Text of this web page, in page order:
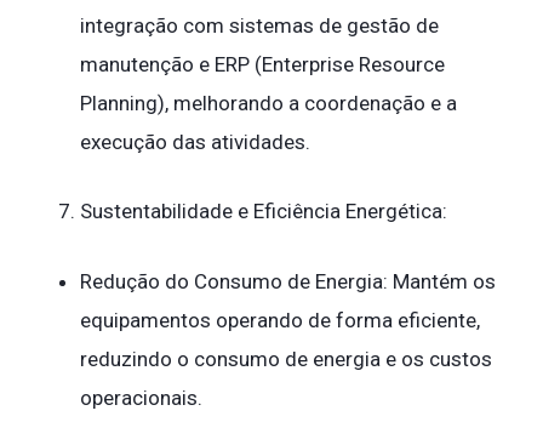
integração com sistemas de gestão de
manutenção e ERP (Enterprise Resource
Planning), melhorando a coordenação e a
execução das atividades.
Sustentabilidade e Eficiência Energética:
Redução do Consumo de Energia: Mantém os
equipamentos operando de forma eficiente,
reduzindo o consumo de energia e os custos
operacionais.